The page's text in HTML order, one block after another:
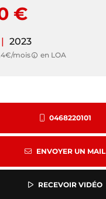
€
| 2023
mois en LOA
0468220101
ENVOYER UN MAIL
RECEVOIR VIDÉO